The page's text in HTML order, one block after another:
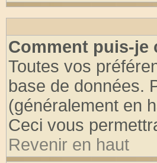
Comment puis-je
Toutes vos
base de données.
(généralement en
Ceci vous
Revenir en haut